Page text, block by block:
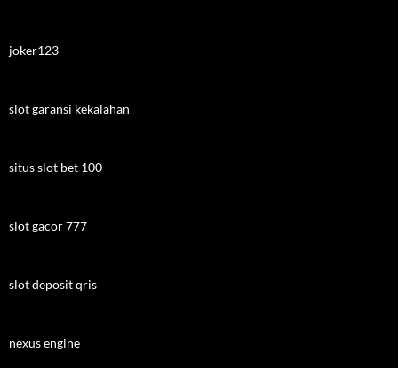
joker123
slot garansi kekalahan
situs slot bet 100
slot gacor 777
slot deposit qris
nexus engine